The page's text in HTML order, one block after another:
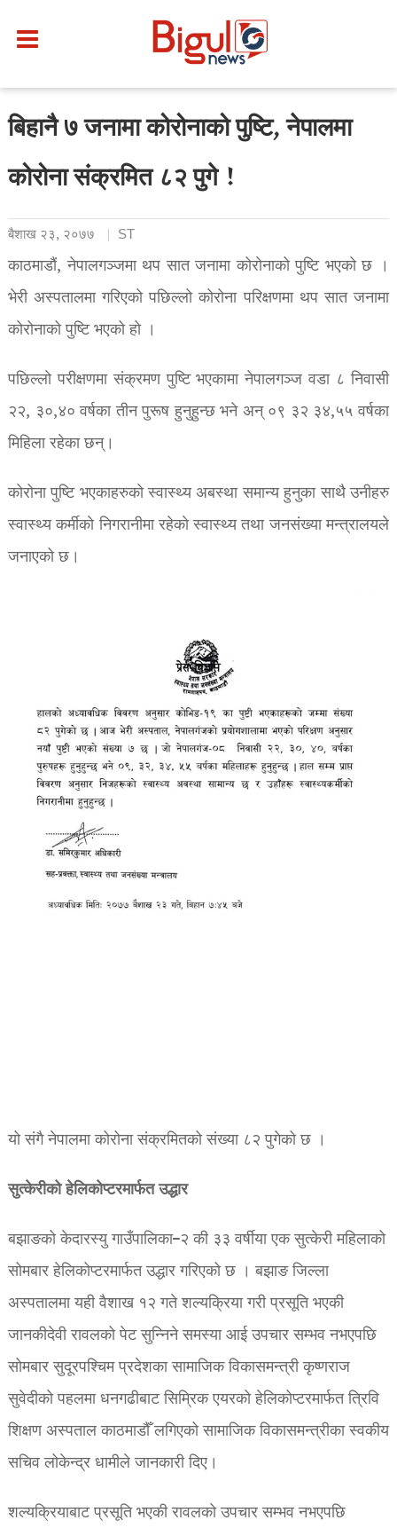
बिहानै ७ जनामा कोरोनाको पुष्टि, नेपालमा
कोरोना संक्रमित ८२ पुगे !
बैशाख २३, २०७७ ST
काठमाडौं, नेपालगञ्जमा थप सात जनामा कोरोनाको पुष्टि भएको छ ।
भेरी अस्पतालमा गरिएको पछिल्लो कोरोना परिक्षणमा थप सात जनामा
कोरोनाको पुष्टि भएको हो ।
पछिल्लाे परीक्षणमा संक्रमण पुष्टि भएकामा नेपालगञ्ज वडा ८ निवासी
२२, ३०,४० वर्षका तीन पुरूष हुनुहुन्छ भने अन् ०९ ३२ ३४,५५ वर्षका
मिहिला रहेका छन्।
कोरोना पुष्टि भएकाहरुको स्वास्थ्य अबस्था समान्य हुनुका साथै उनीहरु
स्वास्थ्य कर्मीकाे निगरानीमा रहेकाे स्वास्थ्य तथा जनसंख्या मन्त्रालयले
जनाएको छ।
यो संगै नेपालमा कोरोना संक्रमितको संख्या ८२ पुगेको छ ।
सुत्केरीको हेलिकोप्टरमार्फत उद्धार
बझाङको केदारस्यु गाउँपालिका–२ की ३३ वर्षीया एक सुत्केरी महिलाको
सोमबार हेलिकोप्टरमार्फत उद्धार गरिएको छ । बझाङ जिल्ला
अस्पतालमा यही वैशाख १२ गते शल्यक्रिया गरी प्रसूति भएकी
जानकीदेवी रावलको पेट सुन्निने समस्या आई उपचार सम्भव नभएपछि
सोमबार सुदूरपश्चिम प्रदेशका सामाजिक विकासमन्त्री कृष्णराज
सुवेदीको पहलमा धनगढीबाट सिम्रिक एयरको हेलिकोप्टरमार्फत त्रिवि
शिक्षण अस्पताल काठमाडौँ लगिएको सामाजिक विकासमन्त्रीका स्वकीय
सचिव लोकेन्द्र धामीले जानकारी दिए।
शल्यक्रियाबाट प्रसूति भएकी रावलको उपचार सम्भव नभएपछि